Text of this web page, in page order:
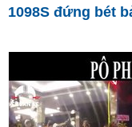
1098S đứng bét